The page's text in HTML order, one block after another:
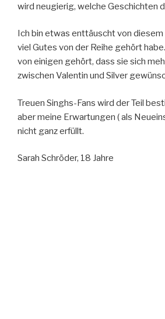
wird neugierig, welche Geschichten
Ich bin etwas enttäuscht von diesem
viel Gutes von der Reihe gehört
von einigen gehört, dass sie sich
zwischen Valentin und Silver
Treuen Singhs-Fans wird der Teil
aber meine Erwartungen ( als
nicht ganz erfüllt.
Sarah Schröder, 18 Jahre